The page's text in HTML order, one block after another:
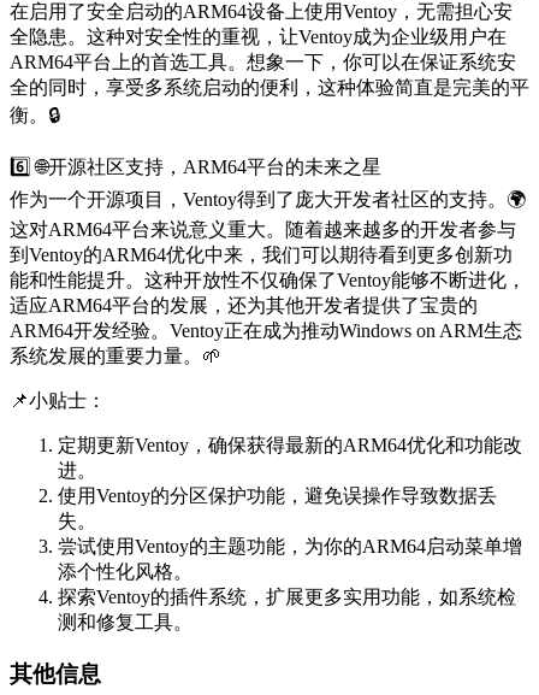
在启用了安全启动的ARM64设备上使用Ventoy，无需担心安
全隐患。这种对安全性的重视，让Ventoy成为企业级用户在
ARM64平台上的首选工具。想象一下，你可以在保证系统安
全的同时，享受多系统启动的便利，这种体验简直是完美的平
衡。🔒
6️⃣ 🌐开源社区支持，ARM64平台的未来之星
作为一个开源项目，Ventoy得到了庞大开发者社区的支持。🌍
这对ARM64平台来说意义重大。随着越来越多的开发者参与
到Ventoy的ARM64优化中来，我们可以期待看到更多创新功
能和性能提升。这种开放性不仅确保了Ventoy能够不断进化，
适应ARM64平台的发展，还为其他开发者提供了宝贵的
ARM64开发经验。Ventoy正在成为推动Windows on ARM生态
系统发展的重要力量。🌱
📌小贴士：
定期更新Ventoy，确保获得最新的ARM64优化和功能改
进。
使用Ventoy的分区保护功能，避免误操作导致数据丢
失。
尝试使用Ventoy的主题功能，为你的ARM64启动菜单增
添个性化风格。
探索Ventoy的插件系统，扩展更多实用功能，如系统检
测和修复工具。
其他信息